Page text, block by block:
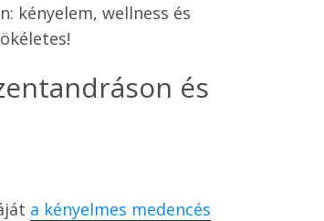
kényelem, wellness és
és
a kényelmes medencés